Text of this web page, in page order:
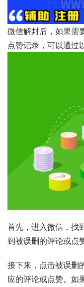
微信解封后，如果需
点赞记录，可以通过
首先，进入微信，找
到被误删的评论或点
接下来，点击被误删
应的评论或点赞。如